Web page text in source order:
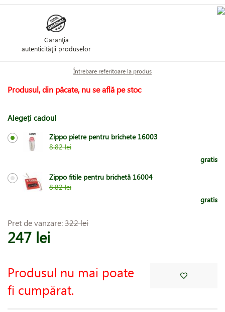
Garanţia
autenticităţii produselor
Întrebare referitoare la produs
Produsul, din păcate, nu se află pe stoc
Alegeți cadoul
Zippo pietre pentru brichete 16003
8.82 lei
gratis
Zippo fitile pentru brichetă 16004
8.82 lei
gratis
Pret de vanzare:322 lei
247 lei
Produsul nu mai poate
fi cumpărat.